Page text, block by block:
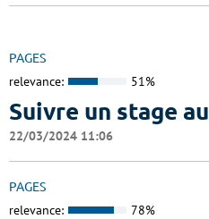
PAGES
relevance: 51%
Suivre un stage au
22/03/2024 11:06
PAGES
relevance: 78%